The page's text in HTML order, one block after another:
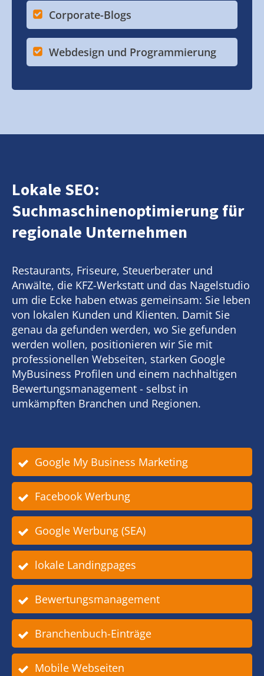
Corporate-Blogs
Webdesign und Programmierung
Lokale SEO:
Suchmaschinenoptimierung für
regionale Unternehmen
Restaurants, Friseure, Steuerberater und
Anwälte, die KFZ-Werkstatt und das Nagelstudio
um die Ecke haben etwas gemeinsam: Sie leben
von lokalen Kunden und Klienten. Damit Sie
genau da gefunden werden, wo Sie gefunden
werden wollen, positionieren wir Sie mit
professionellen Webseiten, starken Google
MyBusiness Profilen und einem nachhaltigen
Bewertungsmanagement - selbst in
umkämpften Branchen und Regionen.
Google My Business Marketing
Facebook Werbung
Google Werbung (SEA)
lokale Landingpages
Bewertungsmanagement
Branchenbuch-Einträge
Mobile Webseiten